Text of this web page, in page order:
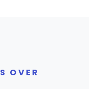
OVER